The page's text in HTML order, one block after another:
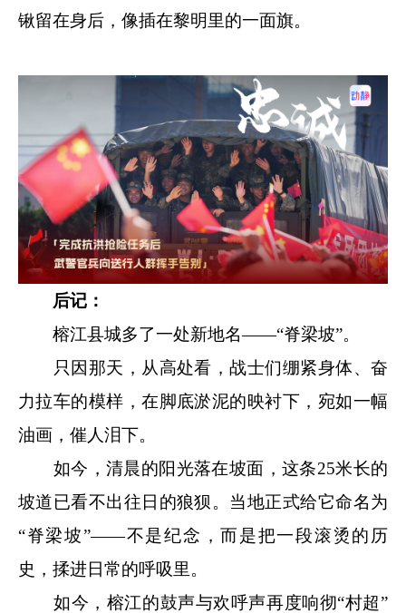
锹留在身后，像插在黎明里的一面旗。
后记：
榕江县城多了一处新地名——“脊梁坡”。
只因那天，从高处看，战士们绷紧身体、奋
力拉车的模样，在脚底淤泥的映衬下，宛如一幅
油画，催人泪下。
如今，清晨的阳光落在坡面，这条25米长的
坡道已看不出往日的狼狈。当地正式给它命名为
“脊梁坡”——不是纪念，而是把一段滚烫的历
史，揉进日常的呼吸里。
如今，榕江的鼓声与欢呼声再度响彻“村超”